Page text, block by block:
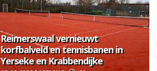
Reimerswaal vernieuwt
korfbalveld en tennisbanen in
Yerseke en Krabbendijke